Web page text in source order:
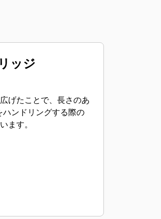
ッジ
げたことで、長さのあ
ンドリングする際の
ます。